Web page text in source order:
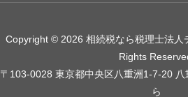
Copyright © 2026 相続税なら税理士法人
Rights
〒103-0028 東京都中央区八重洲1-7-20
ら